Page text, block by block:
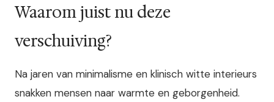
Waarom juist nu deze
verschuiving?
Na jaren van minimalisme en klinisch witte interieurs
snakken mensen naar warmte en geborgenheid.